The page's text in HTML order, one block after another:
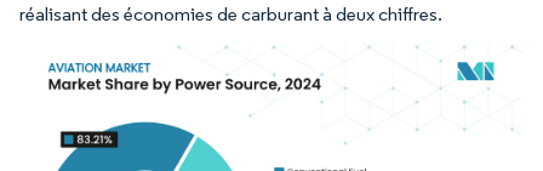
réalisant des économies de carburant à deux chiffres.